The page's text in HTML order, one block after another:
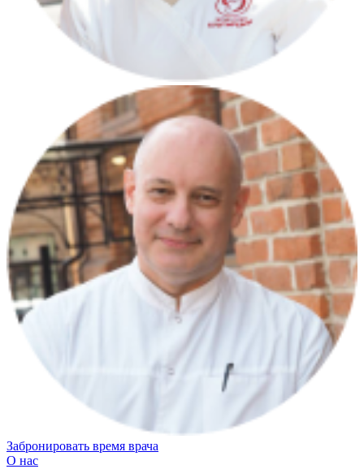
Забронировать время врача
О нас